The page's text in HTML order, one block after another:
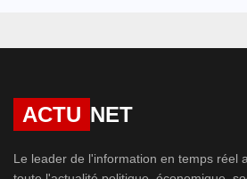
ACTU NET
Le leader de l'information en temps réel